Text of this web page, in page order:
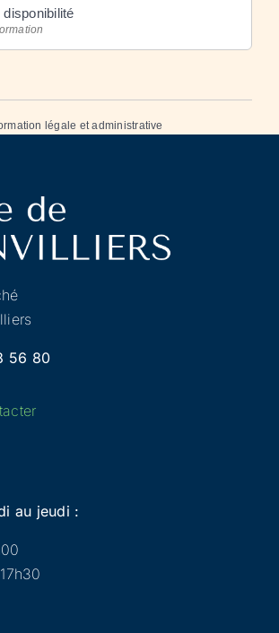
disponibilité
légale et administrative
56 80
au jeudi :